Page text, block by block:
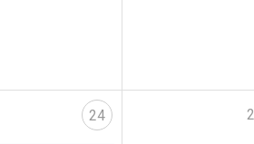
24